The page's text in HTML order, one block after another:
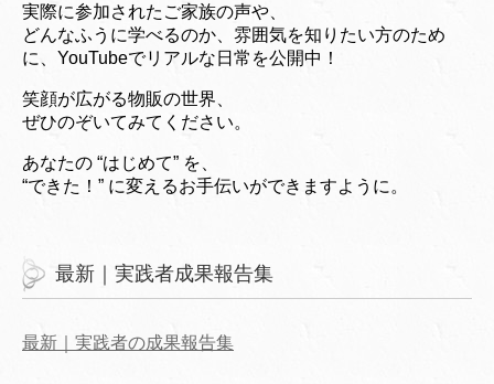
実際に参加されたご家族の声や、
どんなふうに学べるのか、雰囲気を知りたい方のため
に、YouTubeでリアルな日常を公開中！
笑顔が広がる物販の世界、
ぜひのぞいてみてください。
あなたの “はじめて” を、
“できた！” に変えるお手伝いができますように。
最新｜実践者成果報告集
最新｜実践者の成果報告集